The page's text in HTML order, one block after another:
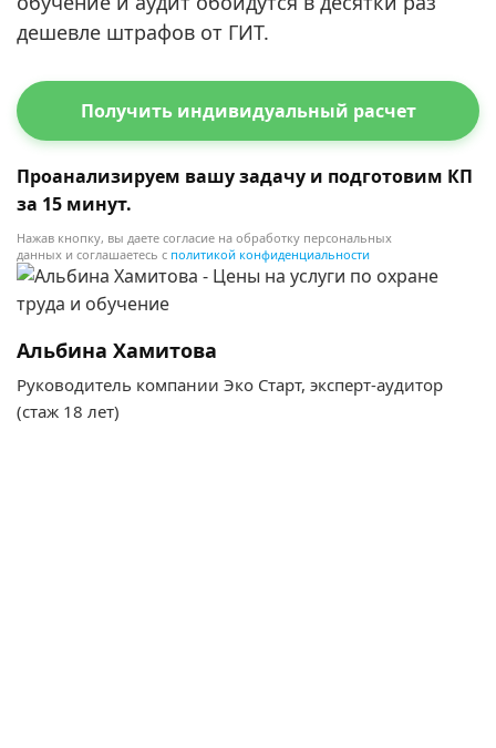
дешевле штрафов от ГИТ.
Получить индивидуальный расчет
Проанализируем вашу задачу и подготовим КП
за 15 минут.
Нажав кнопку, вы даете согласие на обработку персональных
данных и соглашаетесь с политикой конфиденциальности
Альбина Хамитова
Руководитель компании Эко Старт, эксперт-аудитор
(стаж 18 лет)